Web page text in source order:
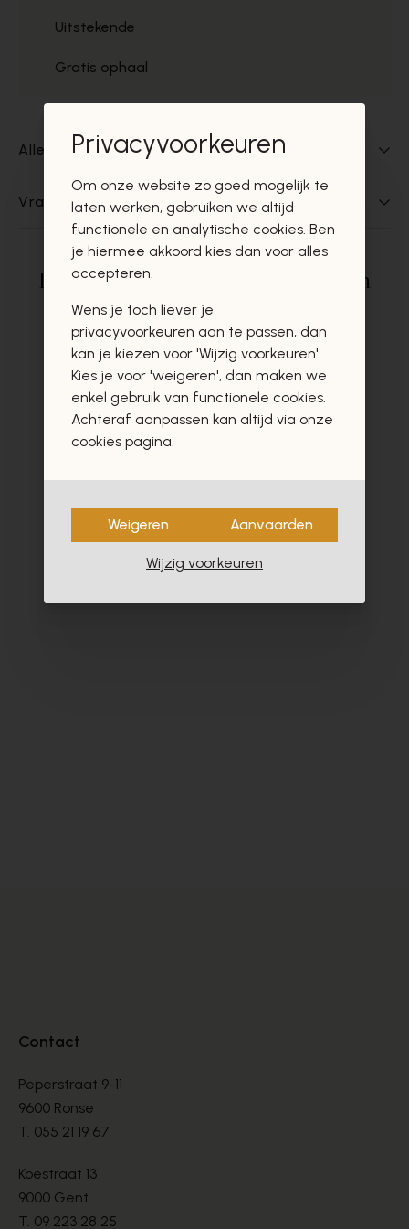
Uitstekende
Gratis ophaal
Alles over dit product
Vragen over dit product?
Deze producten zullen u zeker en
vast ook interesseren
Contact
Peperstraat 9-11
9600 Ronse
T. 055 21 19 67
Koestraat 13
9000 Gent
T. 09 223 28 25
Privacyvoorkeuren
Om onze website zo goed mogelijk te
laten werken, gebruiken we altijd
functionele en analytische cookies. Ben
je hiermee akkoord kies dan voor alles
accepteren.
Wens je toch liever je
privacyvoorkeuren aan te passen, dan
kan je kiezen voor 'Wijzig voorkeuren'.
Kies je voor 'weigeren', dan maken we
enkel gebruik van functionele cookies.
Achteraf aanpassen kan altijd via onze
cookies pagina.
Weigeren Aanvaarden
Wijzig voorkeuren